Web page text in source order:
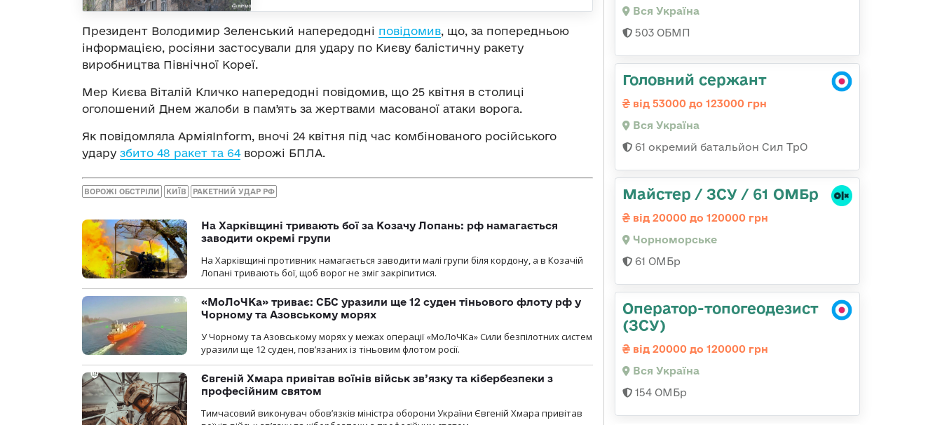
Президент Володимир Зеленський напередодні повідомив , що, за попередньою
інформацією, росіяни застосували для удару по Києву балістичну ракету
виробництва Північної Кореї.
Мер Києва Віталій Кличко напередодні повідомив, що 25 квітня в столиці
оголошений Днем жалоби в памʼять за жертвами масованої атаки ворога.
Як повідомляла АрміяInform, вночі 24 квітня під час комбінованого російського
удару збито 48 ракет та 64ворожі БПЛА.
ВОРОЖІ ОБСТРІЛИ КИЇВ РАКЕТНИЙ УДАР РФ
На Харківщині тривають бої за Козачу Лопань: рф намагається
заводити окремі групи
На Харківщині противник намагається заводити малі групи біля кордону, а в Козачій
Лопані тривають бої, щоб ворог не зміг закріпитися.
«МоЛоЧКа» триває: СБС уразили ще 12 суден тіньового флоту рф у
Чорному та Азовському морях
У Чорному та Азовському морях у межах операції «МоЛоЧКа» Сили безпілотних систем
уразили ще 12 суден, пов’язаних із тіньовим флотом росії.
Євгеній Хмара привітав воїнів військ зв’язку та кібербезпеки з
професійним святом
Тимчасовий виконувач обов’язків міністра оборони України Євгеній Хмара привітав
Вся Україна
503 ОБМП
Головний сержант
від 53000 до 123000 грн
Вся Україна
61 окремий батальйон Сил ТрО
Майстер / ЗСУ / 61 ОМБр
від 20000 до 120000 грн
Чорноморське
61 ОМБр
Оператор-топогеодезист
(ЗСУ)
від 20000 до 120000 грн
Вся Україна
154 ОМБр